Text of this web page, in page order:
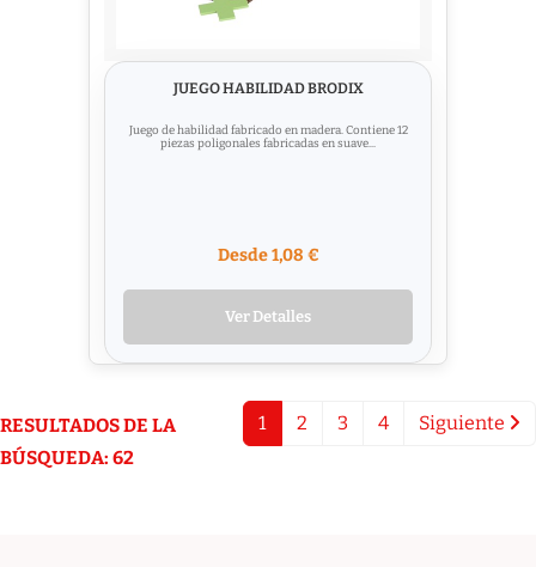
JUEGO HABILIDAD BRODIX
Juego de habilidad fabricado en madera. Contiene 12
piezas poligonales fabricadas en suave...
Desde 1,08 €
Ver Detalles
1 2 3 4 Siguiente
RESULTADOS DE LA
BÚSQUEDA: 62